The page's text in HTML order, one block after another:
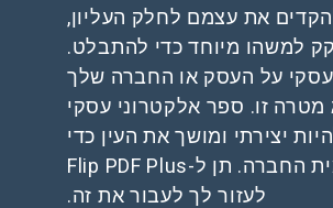
את עצמם לחלק העליון,
למשהו מיוחד כדי להתבלט.
על העסק או החברה שלך
מטרה זו. ספר אלקטרוני עסקי
יצירתי ומושך את העין כדי
לקדם את תדמית החברה. תן ל-Flip PDF Plus
לעזור לך לעבור את זה.